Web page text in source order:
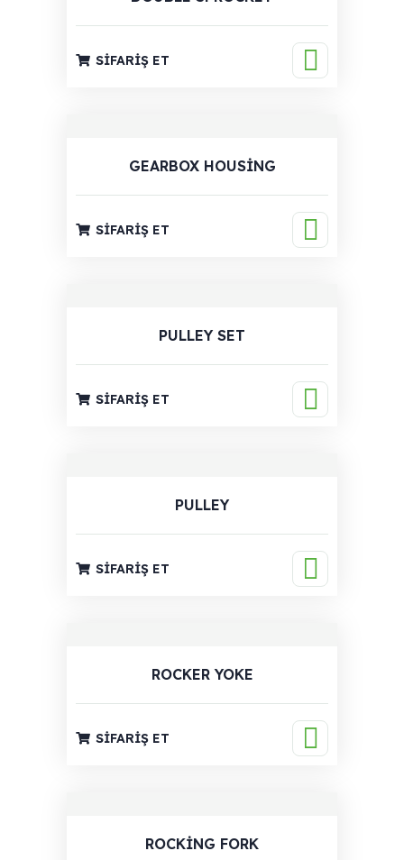
SIFARIŞ ET
GEARBOX HOUSING
SIFARIŞ ET
PULLEY SET
SIFARIŞ ET
PULLEY
SIFARIŞ ET
ROCKER YOKE
SIFARIŞ ET
ROCKING FORK